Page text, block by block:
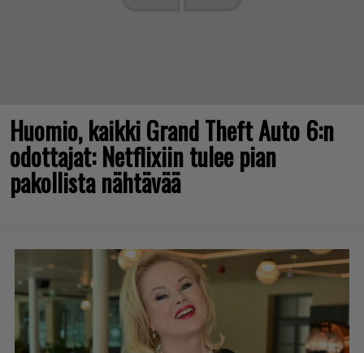
Huomio, kaikki Grand Theft Auto 6:n
odottajat: Netflixiin tulee pian
pakollista nähtävää